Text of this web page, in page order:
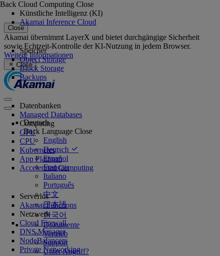
Close
Akamai übernimmt LayerX und bietet durchgängige Sicherheit
sowie Echtzeit-Kontrolle der KI-Nutzung in jedem Browser.
Weitere Informationen
Close
Deutsch
Back Language Close
English
Deutsch
Español
Français
Italiano
Português
中文
日本語
한국어
Dokumente
Vertrieb
Support
Unter Angriff?
Back Cloud Computing Close
Künstliche Intelligenz (KI)
Akamai Inference Cloud
Speicher
Object Storage
Block Storage
Backups
Datenbanken
Managed Databases
Computing
GPU
CPU
Kubernetes
App Platform
Accelerated Computing
Serverlos
Akamai Functions
Netzwerk
Cloud Firewall
DNS Manager
NodeBalancers
Private Networking